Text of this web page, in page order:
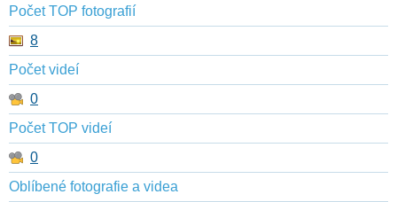
Počet TOP fotografií
8
Počet videí
0
Počet TOP videí
0
Oblíbené fotografie a videa